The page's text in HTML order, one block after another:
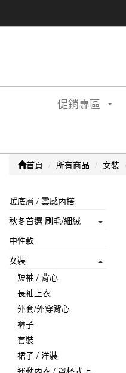
促銷專區
首頁 所有商品 女裝
暖底層 / 雲感內搭
秋冬首選 刷毛/細絨
中性款
女裝
短袖 / 背心
長袖上衣
外套/外穿背心
褲子
套裝
裙子 / 洋裝
運動內衣 / 罩杯式上